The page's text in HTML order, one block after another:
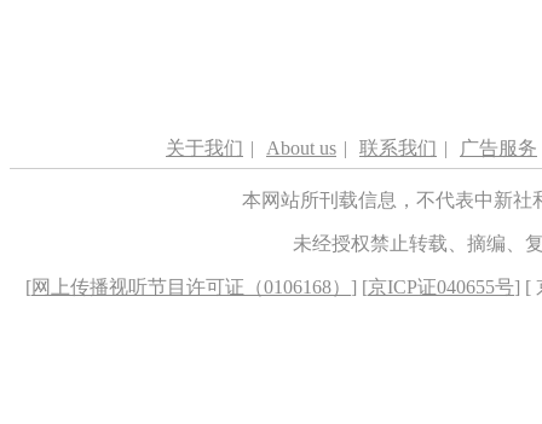
关于我们 | About us | 联系我们 | 广告服务
本网站所刊载信息，不代表中新
未经授权禁止转载、摘编、
[网上传播视听节目许可证（0106168） ] [京ICP证040655号] [